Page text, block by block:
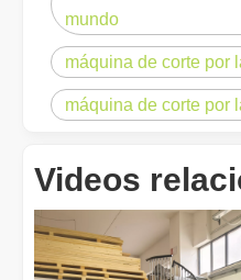
mundo
máquina de corte por
máquina de corte por
Videos